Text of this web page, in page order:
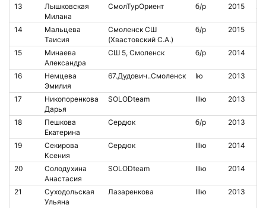
13
Лышковская
Милана
СмолТурОриент б/р 2015
14
Мальцева
Таисия
Смоленск СШ
(Хвастовский С.А.)
б/р 2015
15
Минаева
Александра
СШ 5, Смоленск б/р 2014
16
Немцева
Эмилия
67.Дудович..Смоленск Iю 2013
17
Никопоренкова
Дарья
SOLODteam IIIю 2013
18
Пешкова
Екатерина
Сердюк б/р 2013
19
Секирова
Ксения
Сердюк IIIю 2014
20
Солодухина
Анастасия
SOLODteam IIIю 2014
21
Суходольская
Ульяна
Лазаренкова IIIю 2013